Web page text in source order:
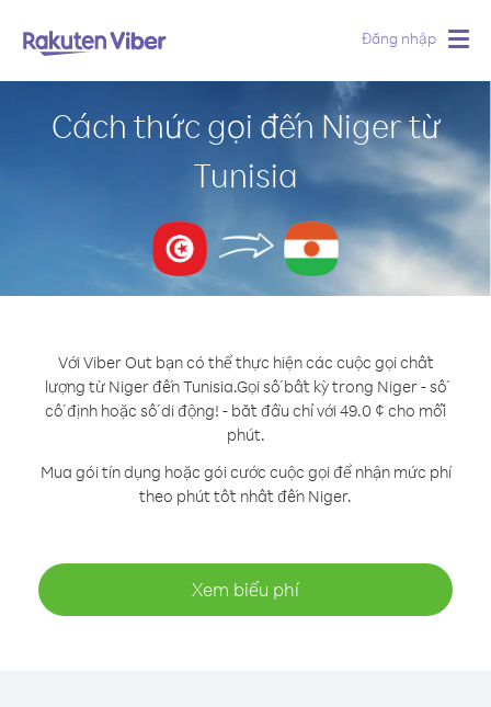
Đăng nhập
Cách thức gọi đến Niger từ
Tunisia
Với Viber Out bạn có thể thực hiện các cuộc gọi chất
lượng từ Niger đến Tunisia.Gọi số bất kỳ trong Niger - số
cố định hoặc số di động! - bắt đầu chỉ với 49.0 ¢ cho mỗi
phút.
Mua gói tín dụng hoặc gói cước cuộc gọi để nhận mức phí
theo phút tốt nhất đến Niger.
Xem biểu phí